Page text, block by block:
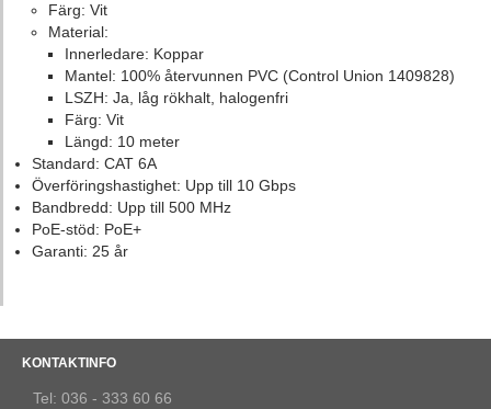
Färg: Vit
Material:
Innerledare: Koppar
Mantel: 100% återvunnen PVC (Control Union 1409828)
LSZH: Ja, låg rökhalt, halogenfri
Färg: Vit
Längd: 10 meter
Standard: CAT 6A
Överföringshastighet: Upp till 10 Gbps
Bandbredd: Upp till 500 MHz
PoE-stöd: PoE+
Garanti: 25 år
KONTAKTINFO
Tel: 036 - 333 60 66